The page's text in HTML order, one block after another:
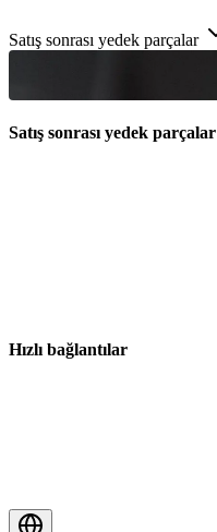
Satış sonrası yedek parçalar
Satış sonrası yedek parçalar
Hızlı bağlantılar